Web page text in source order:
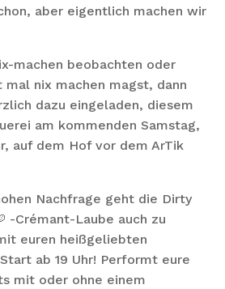
aber eigentlich machen wir
machen beobachten oder
mal nix machen magst, dann
dazu eingeladen, diesem
am kommenden Samstag,
auf dem Hof vor dem ArTik
Nachfrage geht die Dirty
-Crémant-Laube auch zu
euren heißgeliebten
ab 19 Uhr! Performt eure
mit oder ohne einem